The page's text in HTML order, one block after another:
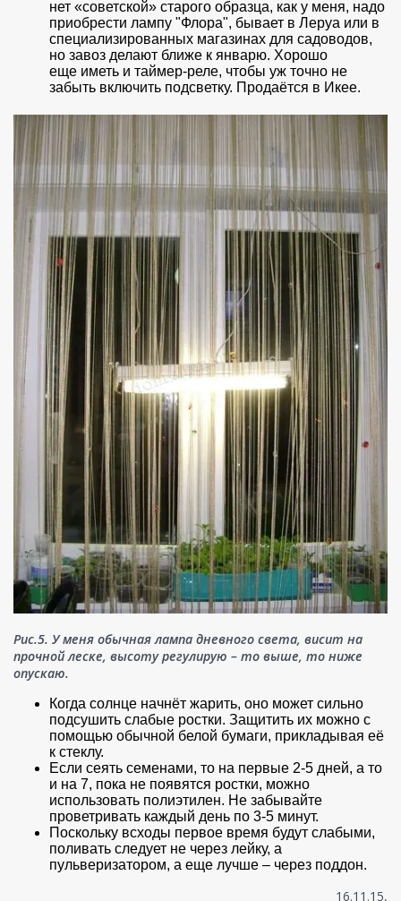
нет «советской» старого образца, как у меня, надо
приобрести лампу "Флора", бывает в Леруа или в
специализированных магазинах для садоводов,
но завоз делают ближе к январю. Хорошо
еще иметь и таймер-реле, чтобы уж точно не
забыть включить подсветку. Продаётся в Икее.
Рис.5. У меня обычная лампа дневного света, висит на
прочной леске, высоту регулирую – то выше, то ниже
опускаю.
Когда солнце начнёт жарить, оно может сильно
подсушить слабые ростки. Защитить их можно с
помощью обычной белой бумаги, прикладывая её
к стеклу.
Если сеять семенами, то на первые 2-5 дней, а то
и на 7, пока не появятся ростки, можно
использовать полиэтилен. Не забывайте
проветривать каждый день по 3-5 минут.
Поскольку всходы первое время будут слабыми,
поливать следует не через лейку, а
пульверизатором, а еще лучше – через поддон.
16.11.15,